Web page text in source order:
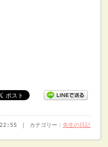
｜ カテゴリー： 先生の日記